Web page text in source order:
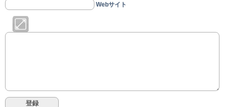
Webサイト